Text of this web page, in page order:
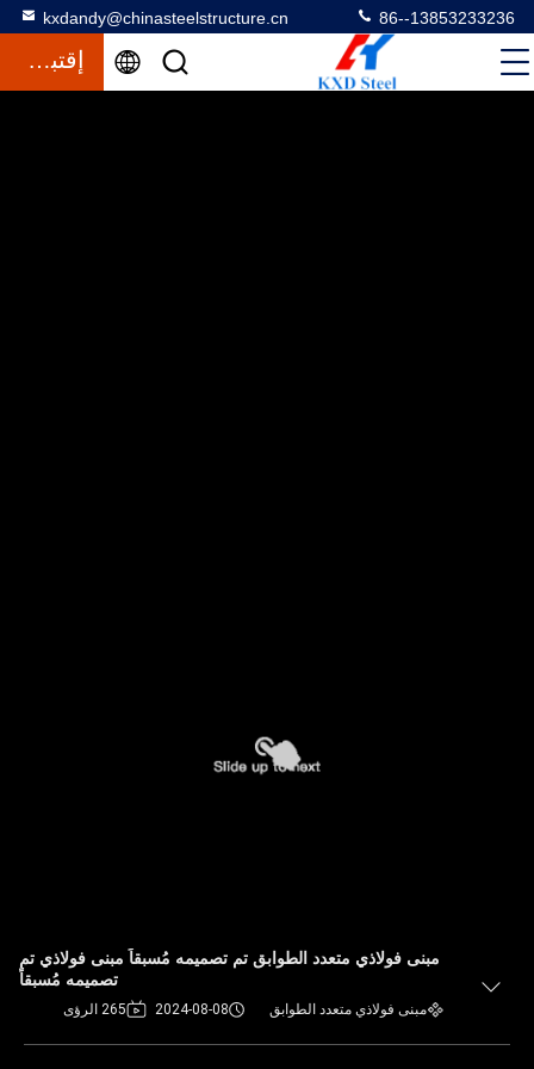
kxdandy@chinasteelstructure.cn 86--13853233236
إقتباس
مبنى فولاذي متعدد الطوابق تم تصميمه مُسبقاً مبنى فولاذي تم
تصميمه مُسبقاً
مبنى فولاذي متعدد الطوابق 2024-08-08 265 الرؤى